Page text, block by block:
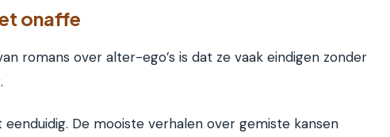
onaffe
romans over alter-ego’s is dat ze vaak eindigen zonder
De mooiste verhalen over gemiste kansen